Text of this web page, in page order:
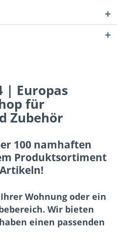
| Europas
für
Zubehör
100 namhaften
Produktsortiment
Wohnung oder ein
Wir bieten
einen passenden